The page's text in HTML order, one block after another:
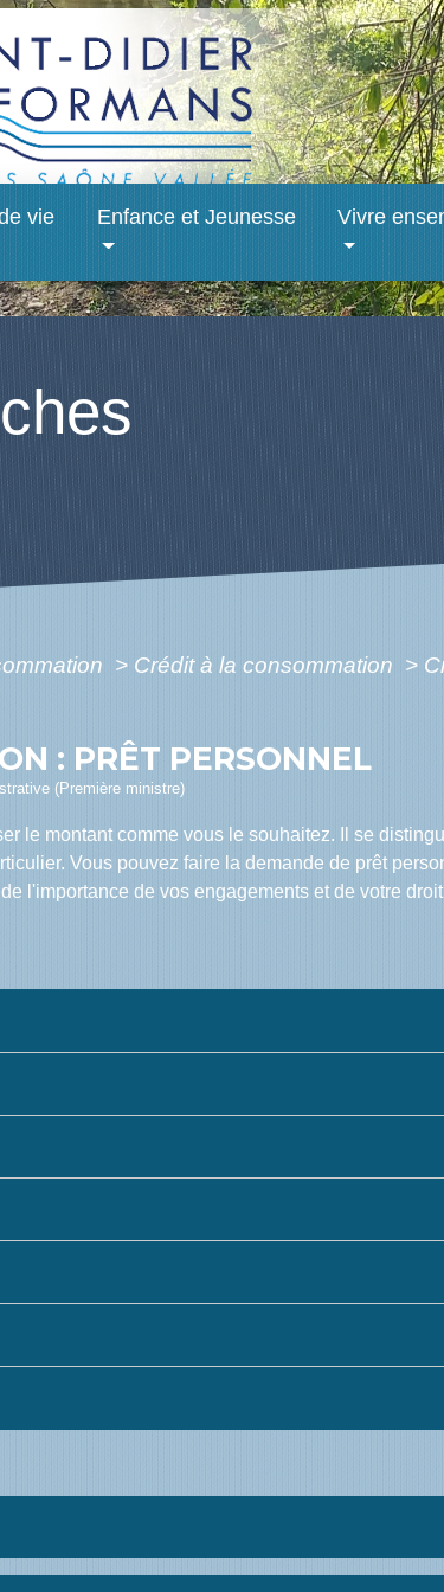
vie Enfance et Jeunesse Vivre
> Crédit à la consommation >
: PRÊT PERSONNEL
(Première ministre)
le montant comme vous le souhaitez. Il se
Vous pouvez faire la demande de prêt
l'importance de vos engagements et de votre